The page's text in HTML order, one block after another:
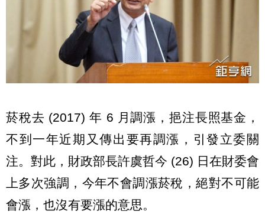
菸稅去 (2017) 年 6 月調漲，挹注長照基金，
不到一年近期又傳出要再調漲，引發立委關
注。對此，財政部長許虞哲今 (26) 日在財委會
上多次強調，今年不會調漲菸稅，絕對不可能
會漲，也沒有要漲的意思。